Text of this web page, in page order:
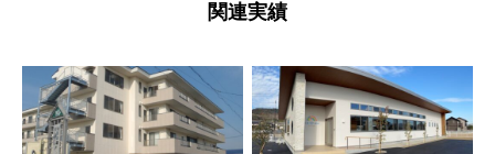
関連実績